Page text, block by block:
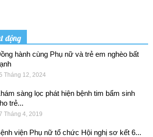
động
hành cùng Phụ nữ và trẻ em nghèo bất
Tháng 12, 2024
sàng lọc phát hiện bệnh tim bẩm sinh
trẻ...
Tháng 4, 2019
viện Phụ nữ tổ chức Hội nghị sơ kết 6...